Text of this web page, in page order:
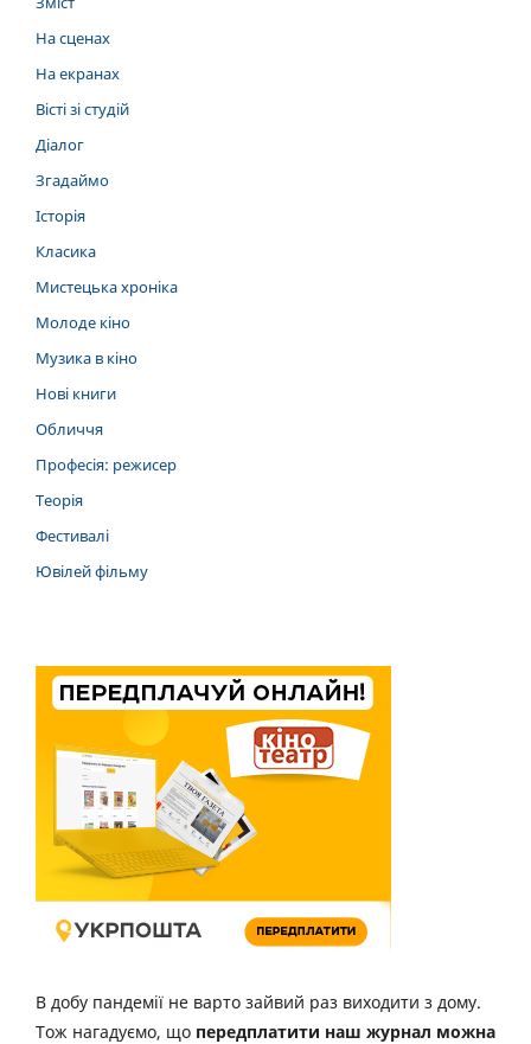
На сценах
На екранах
Вісті зі студій
Діалог
Згадаймо
Історія
Класика
Мистецька хроніка
Молоде кіно
Музика в кіно
Нові книги
Обличчя
Професія: режисер
Теорія
Фестивалі
Ювілей фільму
В добу пандемії не варто зайвий раз виходити з дому.
Тож нагадуємо, що передплатити наш журнал можна